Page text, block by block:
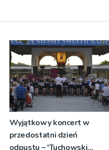
Wyjątkowy koncert w
przedostatni dzień
odpustu – 'Tuchowski